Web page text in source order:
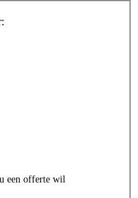
een offerte wil